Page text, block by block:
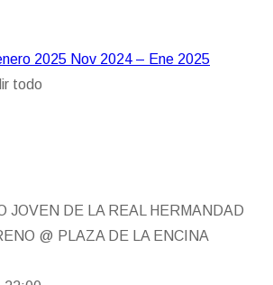
2025 Nov 2024 – Ene 2025
todo
JOVEN DE LA REAL HERMANDAD
@ PLAZA DE LA ENCINA